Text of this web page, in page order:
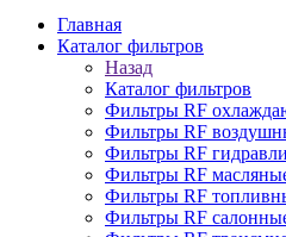
Главная
Каталог фильтров
Назад
Каталог фильтров
Фильтры RF
Фильтры RF
Фильтры RF
Фильтры RF
Фильтры RF
Фильтры RF